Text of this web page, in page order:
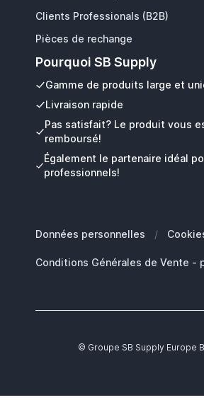
Clients Professionals (B2B)
Pièces de rechange
Pourquoi SB Supply
Gamme de produits large et
Livraison rapide
Pas satisfait? Le produit vous
remboursé!
Également le partenaire idéal
professionnels!
Données personnelles /
Conditions Générales de Vente -
© Groupe SB Supply Europe